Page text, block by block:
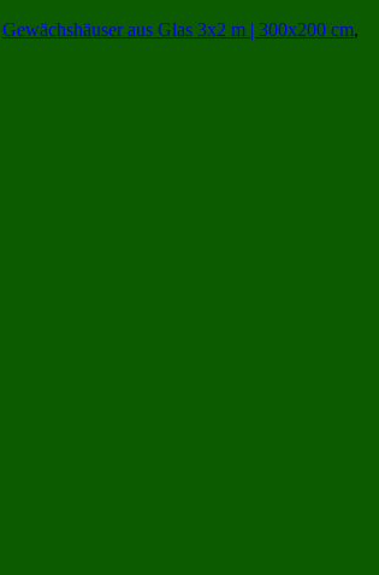
Gewächshäuser aus Glas 3x2 m | 300x200 cm,